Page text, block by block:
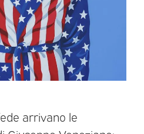
arrivano le